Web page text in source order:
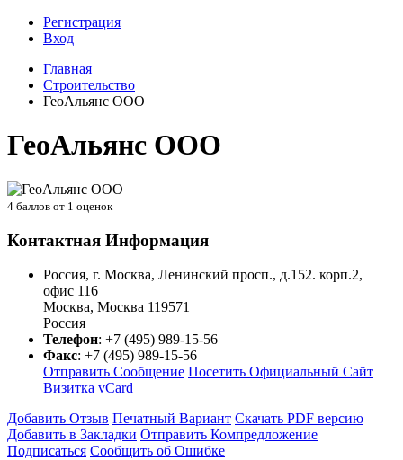
Регистрация
Вход
Главная
Строительство
ГеоАльянс ООО
ГеоАльянс ООО
4 баллов от 1 оценок
Контактная Информация
Россия, г. Москва, Ленинский просп., д.152. корп.2,
офис 116
Москва, Москва 119571
Россия
Телефон: +7 (495) 989-15-56
Факс: +7 (495) 989-15-56
Отправить Сообщение Посетить Официальный Сайт
Визитка vCard
Добавить Отзыв Печатный Вариант Скачать PDF версию
Добавить в Закладки Отправить Компредложение
Подписаться Сообщить об Ошибке